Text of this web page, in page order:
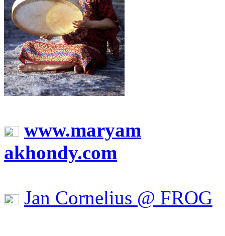
www.maryam
akhondy.com
Jan Cornelius @ FROG